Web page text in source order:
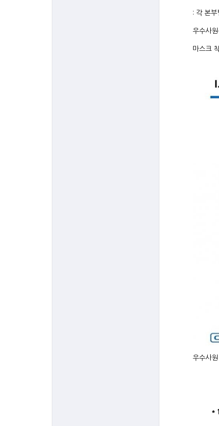
: 각 본
우수사
마스크
우수사
＊12